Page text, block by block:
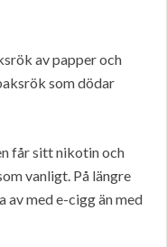
av papper och
som dödar
får sitt nikotin och
vanligt. På längre
med e-cigg än med